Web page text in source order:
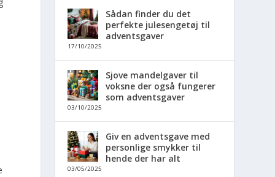
Sådan finder du det
perfekte julesengetøj til
adventsgaver
17/10/2025
Sjove mandelgaver til
voksne der også fungerer
som adventsgaver
03/10/2025
Giv en adventsgave med
personlige smykker til
hende der har alt
03/05/2025